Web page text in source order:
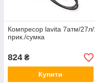
Компресор lavita 7атм/
прик./сумка
824 ₴
Купити